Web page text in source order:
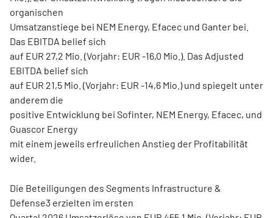
organischen
Umsatzanstiege bei NEM Energy, Efacec und Ganter bei.
Das EBITDA belief sich
auf EUR 27,2 Mio. (Vorjahr: EUR -16,0 Mio.). Das Adjusted
EBITDA belief sich
auf EUR 21,5 Mio. (Vorjahr: EUR -14,6 Mio.) und spiegelt unter
anderem die
positive Entwicklung bei Sofinter, NEM Energy, Efacec, und
Guascor Energy
mit einem jeweils erfreulichen Anstieg der Profitabilität
wider.
Die Beteiligungen des Segments Infrastructure &
Defense3 erzielten im ersten